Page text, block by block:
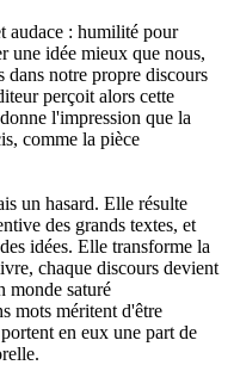
audace : humilité pour
une idée mieux que nous,
dans notre propre discours
perçoit alors cette
l'impression que la
comme la pièce
un hasard. Elle résulte
des grands textes, et
idées. Elle transforme la
chaque discours devient
monde saturé
mots méritent d'être
en eux une part de